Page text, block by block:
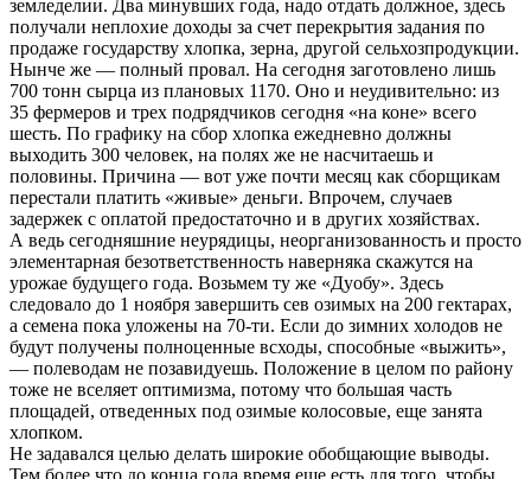
земледелии. Два минувших года, надо отдать должное, здесь
получали неплохие доходы за счет перекрытия задания по
продаже государству хлопка, зерна, другой сельхозпродукции.
Нынче же — полный провал. На сегодня заготовлено лишь
700 тонн сырца из плановых 1170. Оно и неудивительно: из
35 фермеров и трех подрядчиков сегодня «на коне» всего
шесть. По графику на сбор хлопка ежедневно должны
выходить 300 человек, на полях же не насчитаешь и
половины. Причина — вот уже почти месяц как сборщикам
перестали платить «живые» деньги. Впрочем, случаев
задержек с оплатой предостаточно и в других хозяйствах.
А ведь сегодняшние неурядицы, неорганизованность и просто
элементарная безответственность наверняка скажутся на
урожае будущего года. Возьмем ту же «Дуобу». Здесь
следовало до 1 ноября завершить сев озимых на 200 гектарах,
а семена пока уложены на 70-ти. Если до зимних холодов не
будут получены полноценные всходы, способные «выжить»,
— полеводам не позавидуешь. Положение в целом по району
тоже не вселяет оптимизма, потому что большая часть
площадей, отведенных под озимые колосовые, еще занята
хлопком.
Не задавался целью делать широкие обобщающие выводы.
Тем более что до конца года время еще есть для того, чтобы